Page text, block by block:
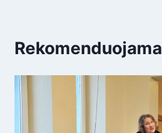
Rekomenduojama